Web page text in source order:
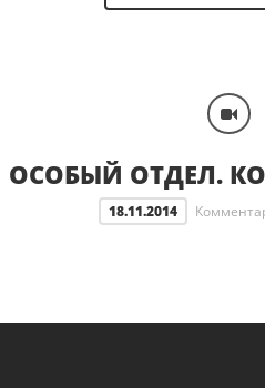
ОСОБЫЙ ОТДЕЛ.
18.11.2014